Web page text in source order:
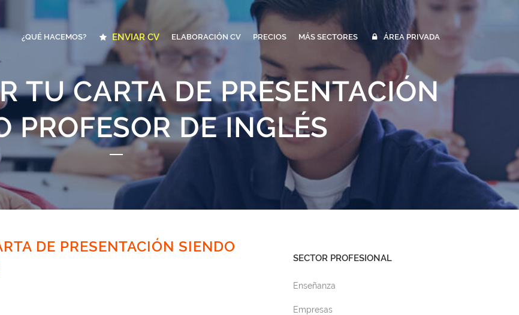
¿QUÉ HACEMOS? ENVIAR CV ELABORACIÓN CV PRECIOS MÁS SECTORES ÁREA PRIVADA
TU CARTA DE PRESENTACIÓN
PROFESOR DE INGLÉS
DE PRESENTACIÓN SIENDO
SECTOR PROFESIONAL
Enseñanza
Empresas